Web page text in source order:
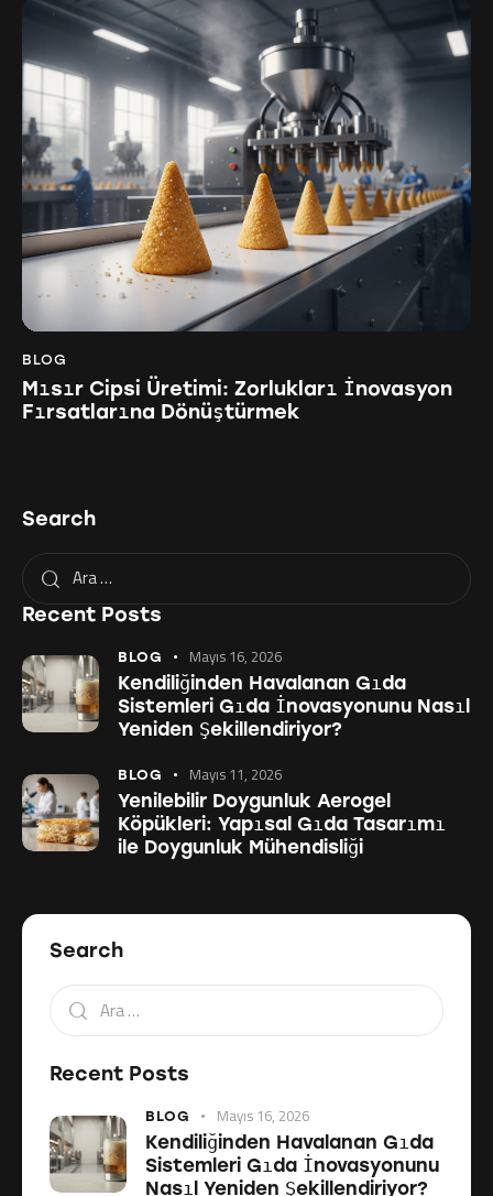
BLOG
Mısır Cipsi Üretimi: Zorlukları İnovasyon
Fırsatlarına Dönüştürmek
Search
Recent Posts
BLOG Mayıs 16, 2026
Kendiliğinden Havalanan Gıda
Sistemleri Gıda İnovasyonunu Nasıl
Yeniden Şekillendiriyor?
BLOG Mayıs 11, 2026
Yenilebilir Doygunluk Aerogel
Köpükleri: Yapısal Gıda Tasarımı
ile Doygunluk Mühendisliği
Search
Recent Posts
BLOG Mayıs 16, 2026
Kendiliğinden Havalanan Gıda
Sistemleri Gıda İnovasyonunu
Nasıl Yeniden Şekillendiriyor?